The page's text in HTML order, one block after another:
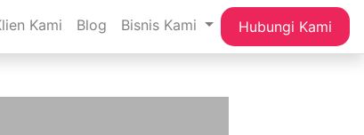
Kami Blog Bisnis Kami Hubungi Kami